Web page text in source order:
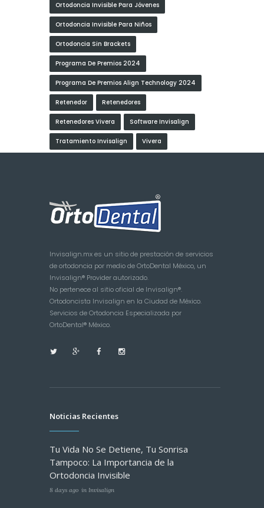
Ortodoncia Invisible Para Jóvenes
Ortodoncia Invisible Para Niños
Ortodoncia Sin Brackets
Programa De Premios 2024
Programa De Premios Align Technology 2024
Retenedor Retenedores
Retenedores Vivera Software Invisalign
Tratamiento Invisalign Vivera
Invisalign.mx es un sitio de prestación de servicios
de ortodoncia por medio de OrtoDental México, un
Invisalign® Provider autorizado.
No pertenece al sitio oficial de Invisalign®.
Ortodoncista Invisalign en la Ciudad de México.
Servicios de Ortodoncia Especializada por
OrtoDental® México.
Noticias Recientes
Tu Vida No Se Detiene, Tu Sonrisa
Tampoco: La Importancia de la
Ortodoncia Invisible
8 days ago in Invisalign